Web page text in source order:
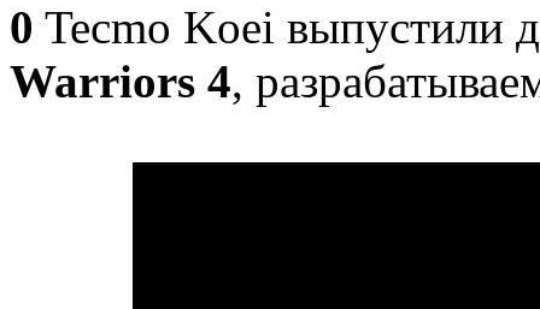
0 Tecmo Koei выпустили
Warriors 4,